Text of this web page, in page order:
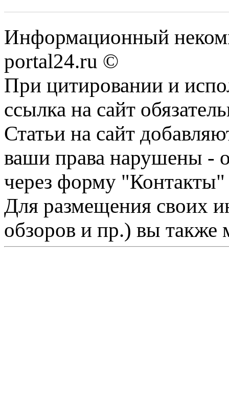
Информационный
portal24.ru ©
При цитировании и
ссылка на сайт
Статьи на сайт
ваши права нарушены -
через форму "Контакты"
Для размещения своих
обзоров и пр.) вы также